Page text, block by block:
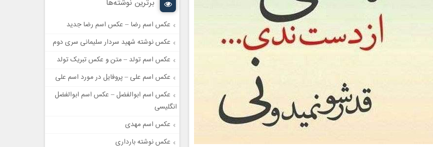
برترین نوشته‌ها
عکس اسم رضا – عکس اسم رضا جدید
عکس نوشته شهید سردار سلیمانی سری دوم
عکس اسم تولد – متن و عکس تبریک تولد
عکس اسم علی – پروفایل در مورد اسم علی
عکس اسم ابوالفضل – عکس اسم ابوالفضل
انگلیسی
عکس اسم مهدی
عکس نوشته بارداری